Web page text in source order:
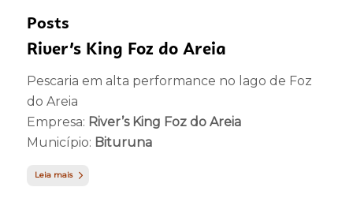
Posts
River’s King Foz do Areia
Pescaria em alta performance no lago de Foz
do Areia
Empresa: River’s King Foz do Areia
Município: Bituruna
Leia mais